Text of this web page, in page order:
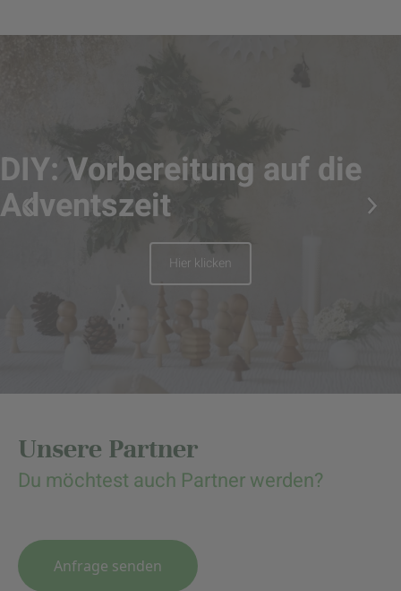
DIY: Vorbereitung auf die
Adventszeit
Hier klicken
Unsere Partner
Du möchtest auch Partner werden?
Anfrage senden